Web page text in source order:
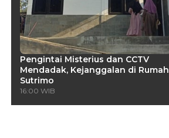
Pengintai Misterius dan CCTV
Mendadak, Kejanggalan di Rumah
Sutrimo
16:00 WIB